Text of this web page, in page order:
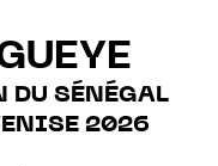
DU SÉNÉGAL
2026